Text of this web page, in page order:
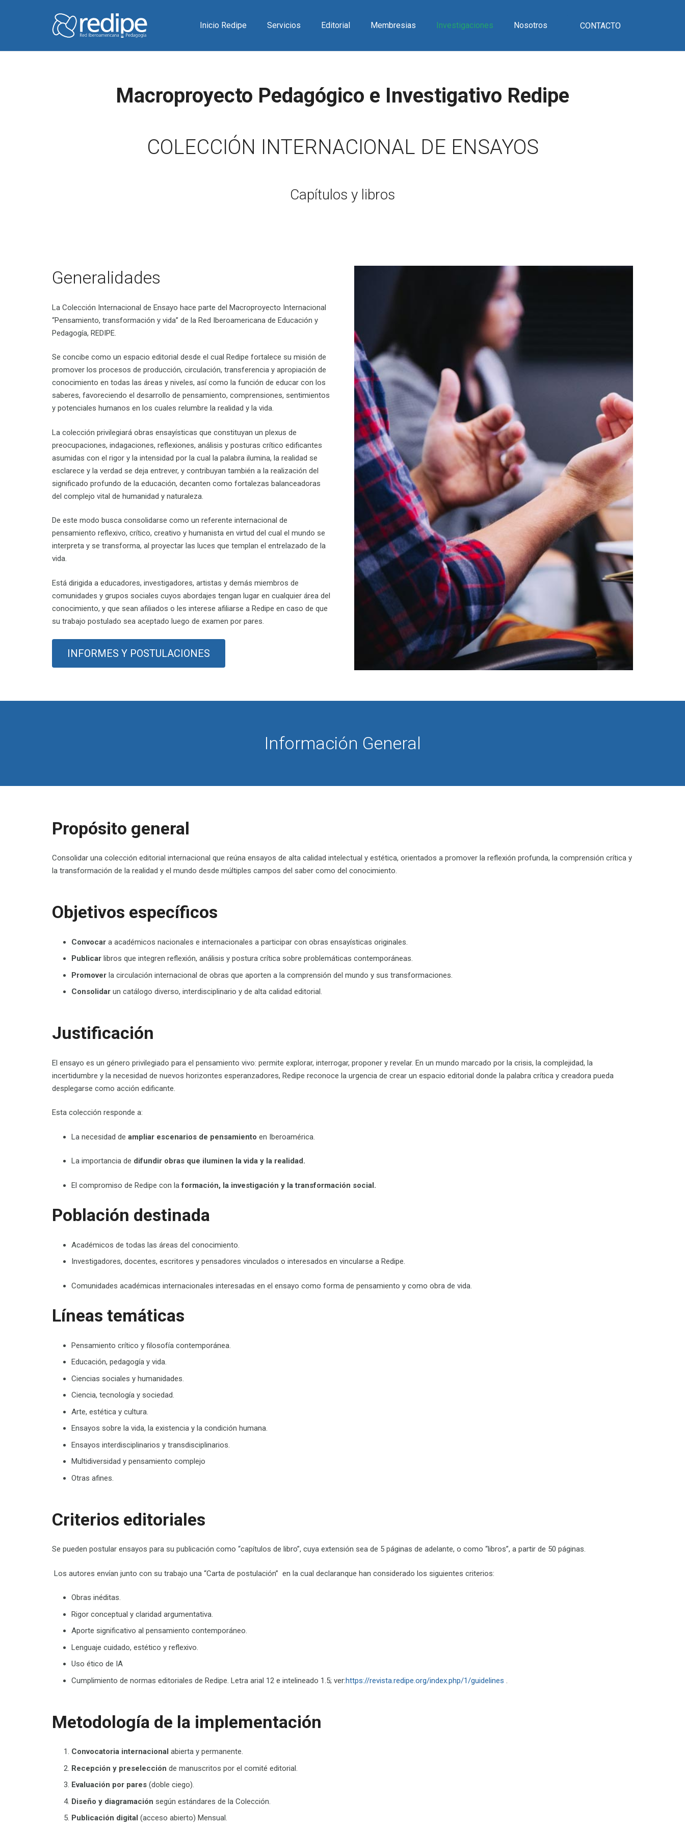
Inicio Redipe Servicios Editorial Membresias Investigaciones Nosotros CONTACTO
Macroproyecto Pedagógico e Investigativo Redipe
COLECCIÓN INTERNACIONAL DE ENSAYOS
Capítulos y libros
Generalidades
La Colección Internacional de Ensayo hace parte del Macroproyecto Internacional
“Pensamiento, transformación y vida” de la Red Iberoamericana de Educación y
Pedagogía, REDIPE.
Se concibe como un espacio editorial desde el cual Redipe fortalece su misión de
promover los procesos de producción, circulación, transferencia y apropiación de
conocimiento en todas las áreas y niveles, así como la función de educar con los
saberes, favoreciendo el desarrollo de pensamiento, comprensiones, sentimientos
y potenciales humanos en los cuales relumbre la realidad y la vida.
La colección privilegiará obras ensayísticas que constituyan un plexus de
preocupaciones, indagaciones, reflexiones, análisis y posturas crítico edificantes
asumidas con el rigor y la intensidad por la cual la palabra ilumina, la realidad se
esclarece y la verdad se deja entrever, y contribuyan también a la realización del
significado profundo de la educación, decanten como fortalezas balanceadoras
del complejo vital de humanidad y naturaleza.
De este modo busca consolidarse como un referente internacional de
pensamiento reflexivo, crítico, creativo y humanista en virtud del cual el mundo se
interpreta y se transforma, al proyectar las luces que templan el entrelazado de la
vida.
Está dirigida a educadores, investigadores, artistas y demás miembros de
comunidades y grupos sociales cuyos abordajes tengan lugar en cualquier área del
conocimiento, y que sean afiliados o les interese afiliarse a Redipe en caso de que
su trabajo postulado sea aceptado luego de examen por pares
INFORMES Y POSTULACIONES
Información General
Propósito general
Consolidar una colección editorial internacional que reúna ensayos de alta calidad intelectual y estética, orientados a promover la reflexión profunda, la comprensión crítica y
la transformación de la realidad y el mundo desde múltiples campos del saber como del conocimiento.
Objetivos específicos
Convocara académicos nacionales e internacionales a participar con obras ensayísticas originales.
Publicarlibros que integren reflexión, análisis y postura crítica sobre problemáticas contemporáneas.
Promoverla circulación internacional de obras que aporten a la comprensión del mundo y sus transformaciones.
Consolidarun catálogo diverso, interdisciplinario y de alta calidad editorial.
Justificación
El ensayo es un género privilegiado para el pensamiento vivo: permite explorar, interrogar, proponer y revelar. En un mundo marcado por la crisis, la complejidad, la
incertidumbre y la necesidad de nuevos horizontes esperanzadores, Redipe reconoce la urgencia de crear un espacio editorial donde la palabra crítica y creadora pueda
desplegarse como acción edificante
Esta colección responde a:
La necesidad de ampliar escenarios de pensamiento en Iberoamérica
Laimportancia de difundir obras que iluminen la vida y la realidad.
El compromiso de Redipe con laformación, la investigación y la transformación social.
Población destinada
Académicos de todas las áreas del conocimiento.
Investigadores, docentes, escritores y pensadores vinculados o interesados en vincularse a Redipe.
Comunidades académicas internacionales interesadas en el ensayo como forma de pensamiento y como obra de vida
Líneas temáticas
Pensamiento crítico y filosofía contemporánea.
Educación, pedagogía y vida.
Ciencias sociales y humanidades.
Ciencia, tecnología y sociedad.
Arte, estética y cultura.
Ensayos sobre la vida, la existencia y la condición humana.
Ensayos interdisciplinarios y transdisciplinarios.
Multidiversidad y pensamiento complejo
Otras afines.
Criterios editoriales
Se pueden postular ensayos para su publicación como “capítulos de libro”, cuya extensión sea de 5 páginas de adelante, o como “libros”, a partir de 50 páginas.
Los autores envían junto con su trabajo una “Carta de postulación” en la cual declaranque han considerado los siguientes criterios:
Obras inéditas.
Rigor conceptual y claridad argumentativa.
Aporte significativo al pensamiento contemporáneo.
Lenguaje cuidado, estético y reflexivo.
Uso ético de IA
Cumplimiento de normas editoriales de Redipe Letra arial 12 e intelineado 1.5; ver:https://revista.redipe.org/index.php/1/guidelines
Metodología de la implementación
Convocatoria internacional abierta y permanente.
Recepción y preselección de manuscritos por el comité editorial.
Evaluación por pares(doble ciego).
Diseño y diagramación según estándares de la Colección.
Publicación digital (acceso abierto) Mensual.